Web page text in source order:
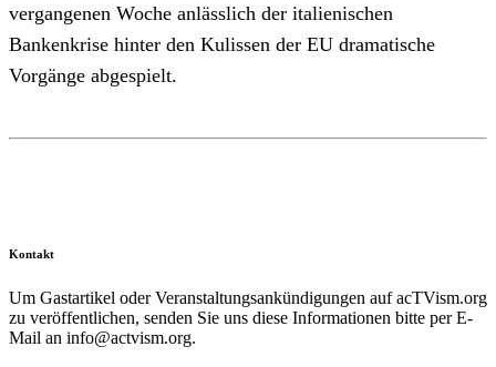
vergangenen Woche anlässlich der italienischen
Bankenkrise hinter den Kulissen der EU dramatische
Vorgänge abgespielt.
Kontakt
Um Gastartikel oder Veranstaltungsankündigungen auf acTVism.org
zu veröffentlichen, senden Sie uns diese Informationen bitte per E-
Mail an info@actvism.org.